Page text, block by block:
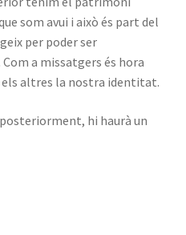
som avui i això és part del
per poder ser
a missatgers és hora
altres la nostra identitat.
hi haurà un